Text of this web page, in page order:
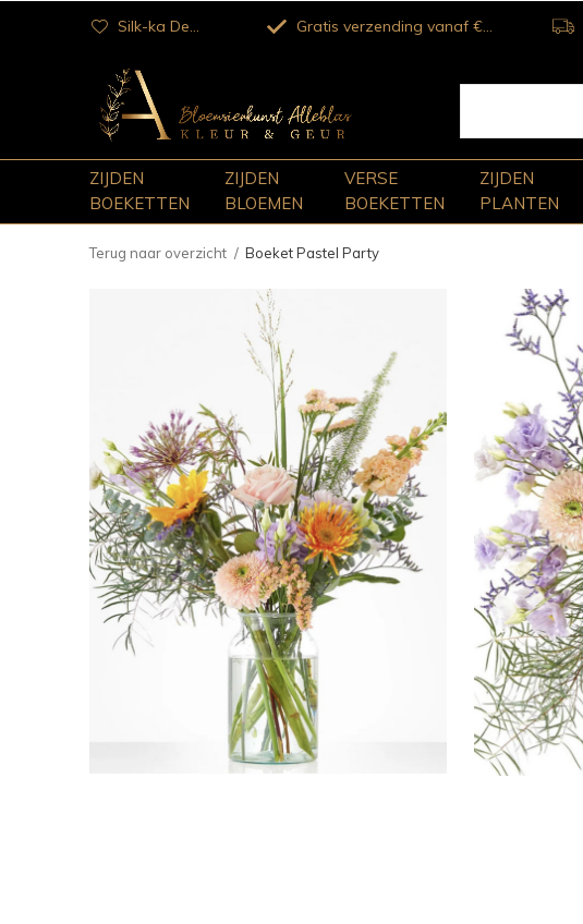
ZIJDEN
BOEKETTEN
ZIJDEN
BLOEMEN
VERSE
BOEKETTEN
ZIJDEN
PLANTEN
Silk-ka Dealer Gratis verzending vanaf €100
Terug naar overzicht Boeket Pastel Party